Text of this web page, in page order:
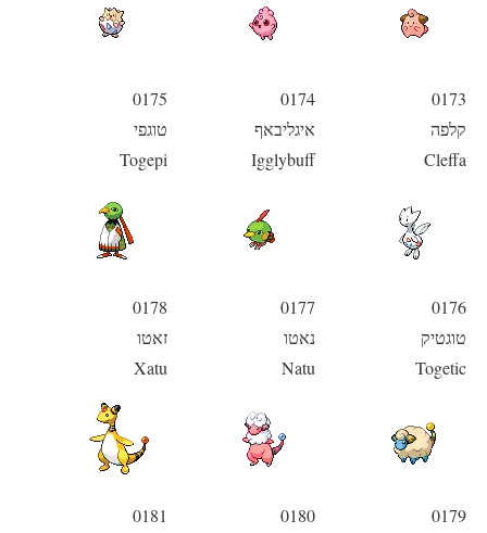
0173
קלפה
Cleffa
0174
איגליבאף
Igglybuff
0175
טוגפי
Togepi
0176
טוגטיק
Togetic
0177
נאטו
Natu
0178
זאטו
Xatu
0179
0180
0181